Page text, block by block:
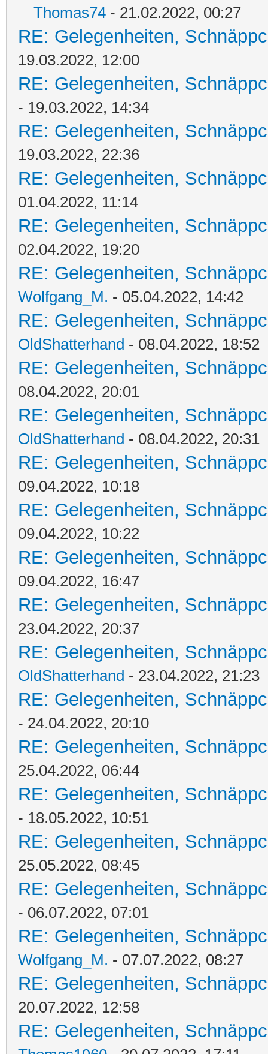
Thomas74 - 21.02.2022, 00:27
RE: Gelegenheiten,
19.03.2022, 12:00
RE: Gelegenheiten,
- 19.03.2022, 14:34
RE: Gelegenheiten,
19.03.2022, 22:36
RE: Gelegenheiten,
01.04.2022, 11:14
RE: Gelegenheiten,
02.04.2022, 19:20
RE: Gelegenheiten,
Wolfgang_M. - 05.04.2022, 14:42
RE: Gelegenheiten,
OldShatterhand - 08.04.2022, 18:52
RE: Gelegenheiten,
08.04.2022, 20:01
RE: Gelegenheiten,
OldShatterhand - 08.04.2022, 20:31
RE: Gelegenheiten,
09.04.2022, 10:18
RE: Gelegenheiten,
09.04.2022, 10:22
RE: Gelegenheiten,
09.04.2022, 16:47
RE: Gelegenheiten,
23.04.2022, 20:37
RE: Gelegenheiten,
OldShatterhand - 23.04.2022, 21:23
RE: Gelegenheiten,
- 24.04.2022, 20:10
RE: Gelegenheiten,
25.04.2022, 06:44
RE: Gelegenheiten,
- 18.05.2022, 10:51
RE: Gelegenheiten,
25.05.2022, 08:45
RE: Gelegenheiten,
- 06.07.2022, 07:01
RE: Gelegenheiten,
Wolfgang_M. - 07.07.2022, 08:27
RE: Gelegenheiten,
20.07.2022, 12:58
RE: Gelegenheiten,